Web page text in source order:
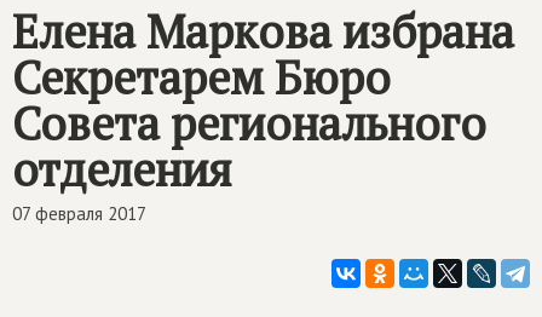
Елена Маркова избрана
Секретарем Бюро
Совета регионального
отделения
07 февраля 2017